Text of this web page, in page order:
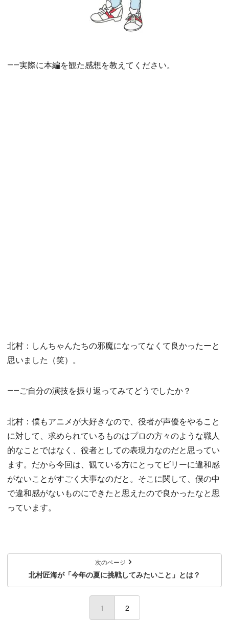
――実際に本編を観た感想を教えてください。
北村：しんちゃんたちの邪魔になってなくて良かったーと
思いました（笑）。
――ご自分の演技を振り返ってみてどうでしたか？
北村：僕もアニメが大好きなので、役者が声優をやること
に対して、求められているものはプロの方々のような職人
的なことではなく、役者としての表現力なのだと思ってい
ます。だから今回は、観ている方にとってビリーに違和感
がないことがすごく大事なのだと。そこに関して、僕の中
で違和感がないものにできたと思えたので良かったなと思
っています。
次のページ
北村匠海が「今年の夏に挑戦してみたいこと」とは？
1 (current)
2